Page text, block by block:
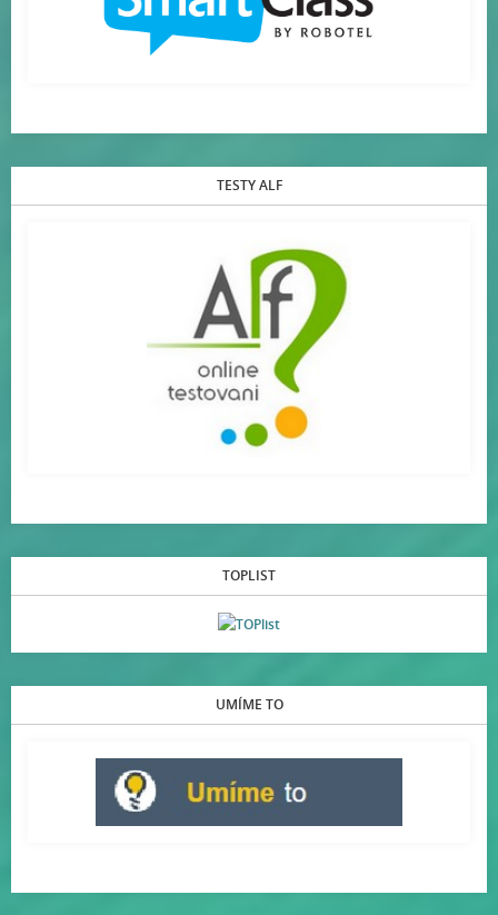
TESTY ALF
TOPLIST
UMÍME TO